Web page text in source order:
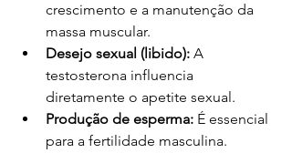
crescimento e a manutenção da
massa muscular.
Desejo sexual (libido): A
testosterona influencia
diretamente o apetite sexual.
Produção de esperma: É essencial
para a fertilidade masculina.